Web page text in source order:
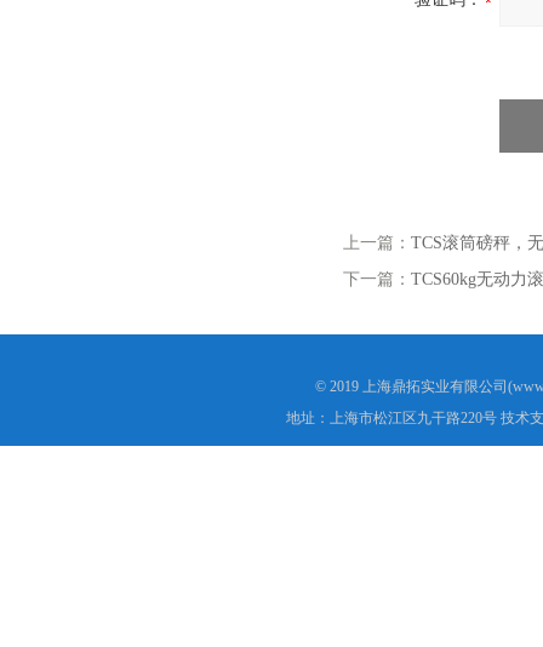
上一篇： TCS滚筒磅秤，
下一篇： TCS60kg无动力
© 2019 上海鼎拓实业有限公司
地址：上海市松江区九干路220号 技术